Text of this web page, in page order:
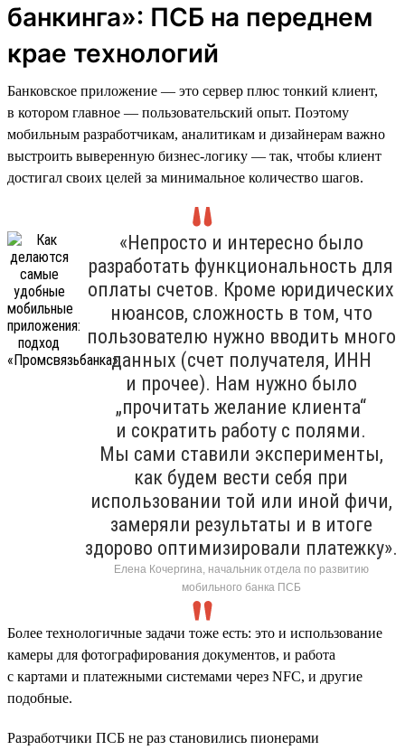
банкинга»: ПСБ на переднем
крае технологий
Банковское приложение — это сервер плюс тонкий клиент,
в котором главное — пользовательский опыт. Поэтому
мобильным разработчикам, аналитикам и дизайнерам важно
выстроить выверенную бизнес-логику — так, чтобы клиент
достигал своих целей за минимальное количество шагов.
«Непросто и интересно было
разработать функциональность для
оплаты счетов. Кроме юридических
нюансов, сложность в том, что
пользователю нужно вводить много
данных (счет получателя, ИНН
и прочее). Нам нужно было
„прочитать желание клиента“
и сократить работу с полями.
Мы сами ставили эксперименты,
как будем вести себя при
использовании той или иной фичи,
замеряли результаты и в итоге
здорово оптимизировали платежку».
Елена Кочергина, начальник отдела по развитию
мобильного банка ПСБ
Более технологичные задачи тоже есть: это и использование
камеры для фотографирования документов, и работа
с картами и платежными системами через NFC, и другие
подобные.
Разработчики ПСБ не раз становились пионерами